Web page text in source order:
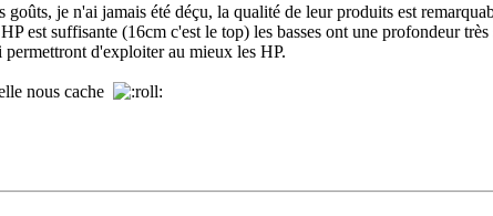
je n'ai jamais été déçu, la qualité de leur produits est
est suffisante (16cm c'est le top) les basses ont une profondeur
d'exploiter au mieux les HP.
nous cache